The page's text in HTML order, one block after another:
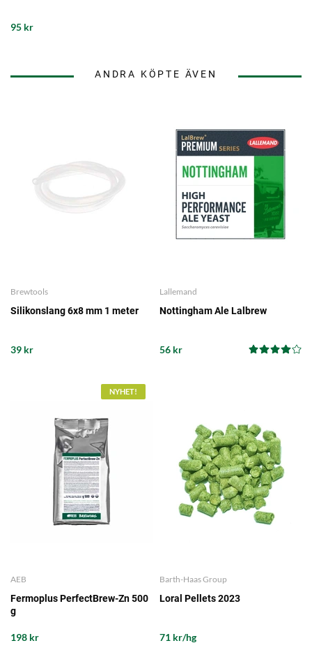
95 kr
ANDRA KÖPTE ÄVEN
Brewtools
Silikonslang 6x8 mm 1 meter
39 kr
Lallemand
Nottingham Ale Lalbrew
56 kr
NYHET!
AEB
Fermoplus PerfectBrew-Zn 500
g
198 kr
Barth-Haas Group
Loral Pellets 2023
71 kr/hg